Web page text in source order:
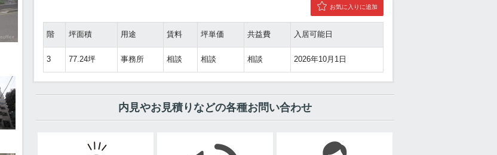
お気に入りに追加
階 坪面積 用途 賃料 坪単価 共益費 入居可能日
3 77.24坪 事務所 相談 相談 相談 2026年10月1日
内見やお見積りなどの各種お問い合わせ